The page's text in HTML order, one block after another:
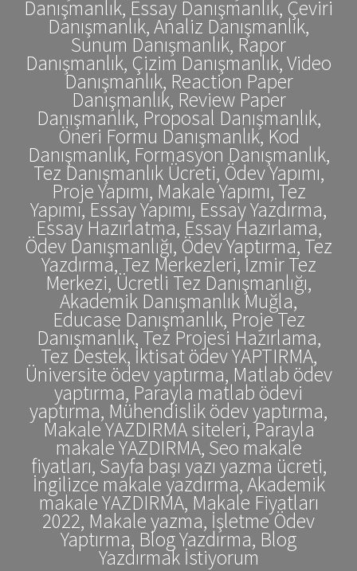
Danışmanlık, Essay Danışmanlık, Çeviri
Danışmanlık, Analiz Danışmanlık,
Sunum Danışmanlık, Rapor
Danışmanlık, Çizim Danışmanlık, Video
Danışmanlık, Reaction Paper
Danışmanlık, Review Paper
Danışmanlık, Proposal Danışmanlık,
Öneri Formu Danışmanlık, Kod
Danışmanlık, Formasyon Danışmanlık,
Tez Danışmanlık Ücreti, Ödev Yapımı,
Proje Yapımı, Makale Yapımı, Tez
Yapımı, Essay Yapımı, Essay Yazdırma,
Essay Hazırlatma, Essay Hazırlama,
Ödev Danışmanlığı, Ödev Yaptırma, Tez
Yazdırma, Tez Merkezleri, İzmir Tez
Merkezi, Ücretli Tez Danışmanlığı,
Akademik Danışmanlık Muğla,
Educase Danışmanlık, Proje Tez
Danışmanlık, Tez Projesi Hazırlama,
Tez Destek, İktisat ödev YAPTIRMA,
Üniversite ödev yaptırma, Matlab ödev
yaptırma, Parayla matlab ödevi
yaptırma, Mühendislik ödev yaptırma,
Makale YAZDIRMA siteleri, Parayla
makale YAZDIRMA, Seo makale
fiyatları, Sayfa başı yazı yazma ücreti,
İngilizce makale yazdırma, Akademik
makale YAZDIRMA, Makale Fiyatları
2022, Makale yazma, İşletme Ödev
Yaptırma, Blog Yazdırma, Blog
Yazdırmak İstiyorum